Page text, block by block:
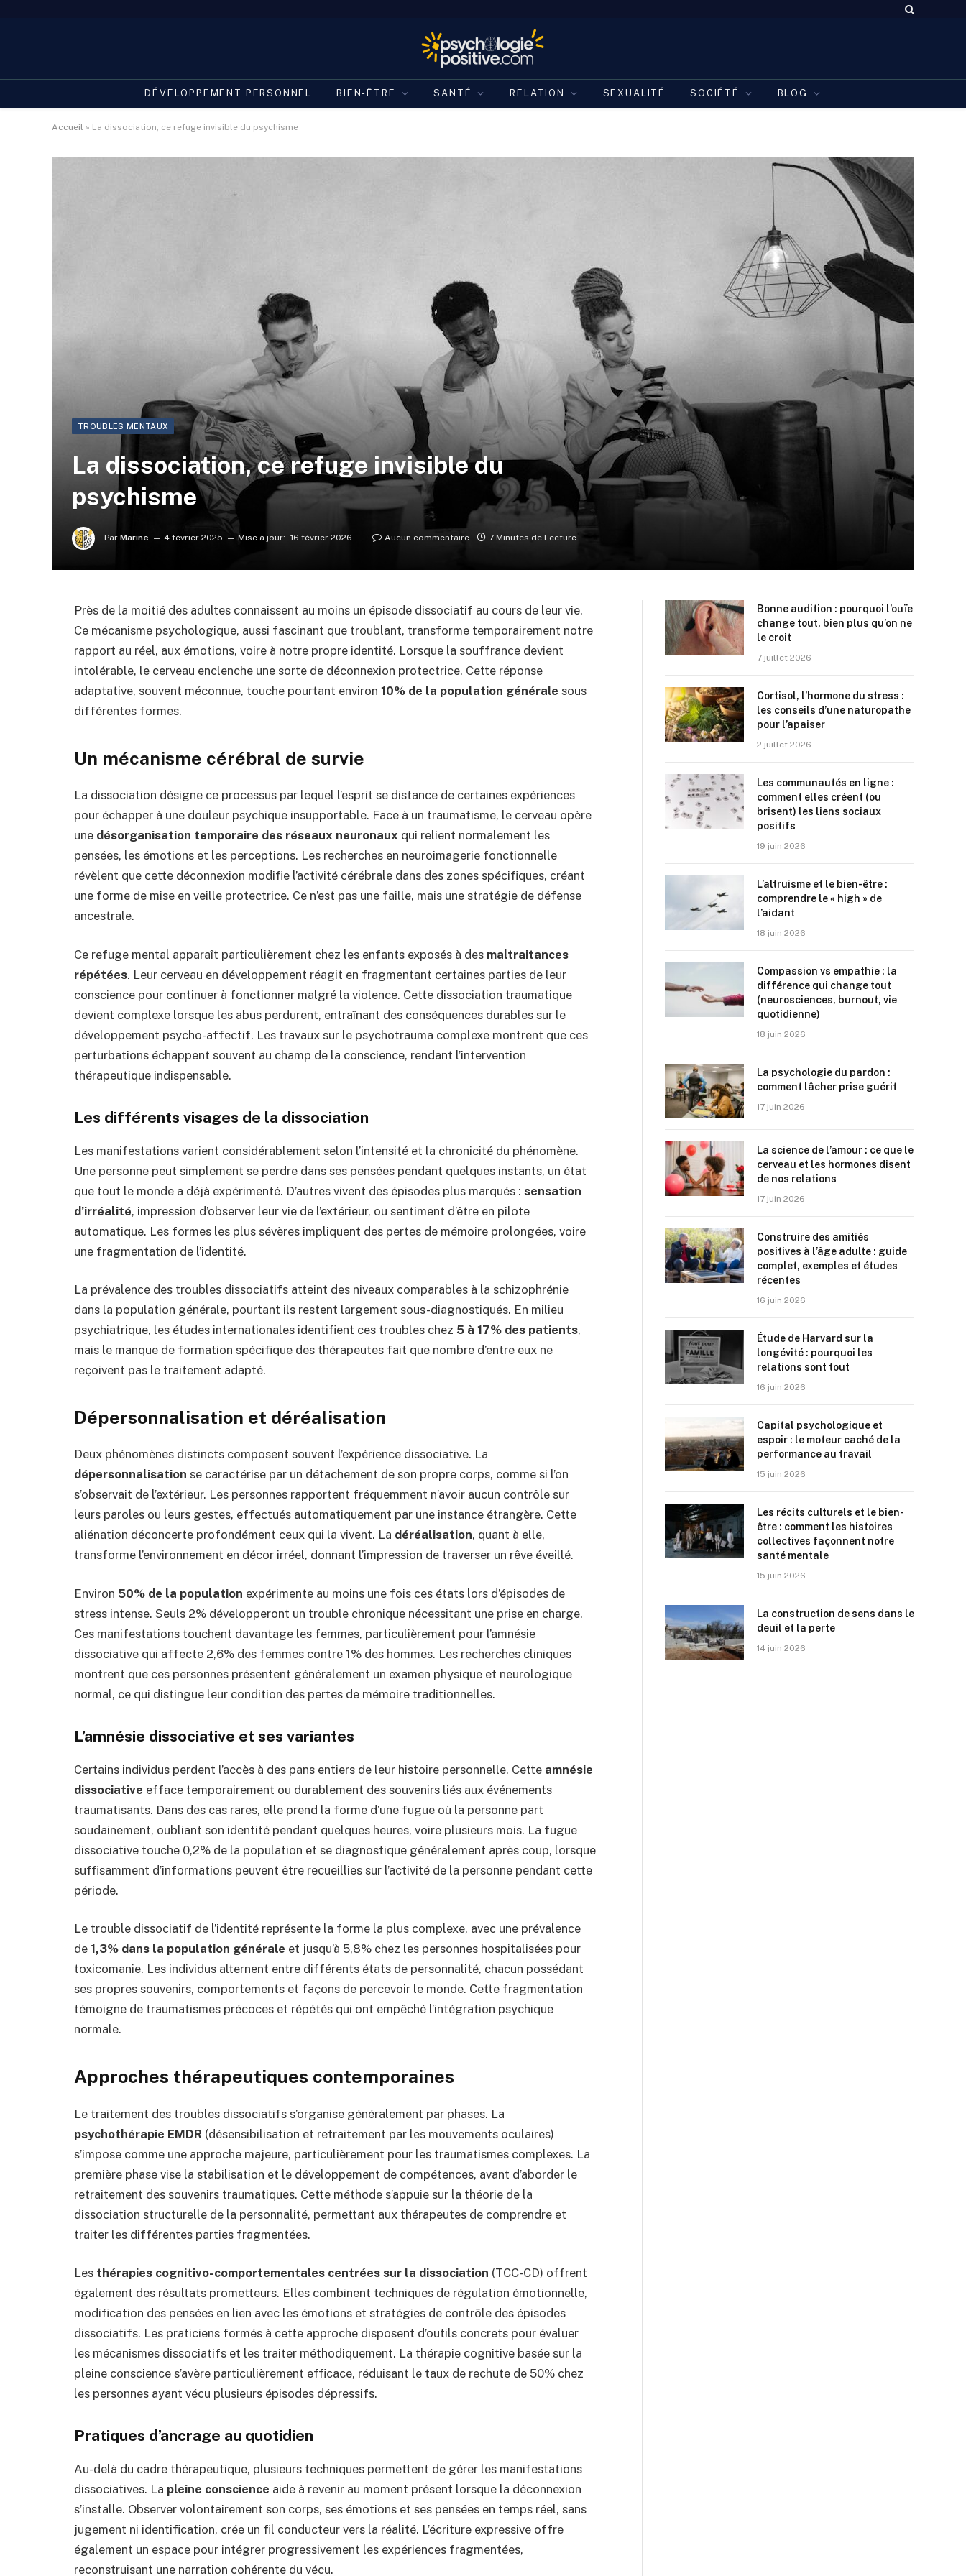
DÉVELOPPEMENT PERSONNEL BIEN-ÊTRE SANTÉ RELATION SEXUALITÉ SOCIÉTÉ BLOG
Accueil » La dissociation, ce refuge invisible du psychisme
TROUBLES MENTAUX
La dissociation, ce refuge invisible du
psychisme
Par Marine 4 février 2025 Mise à jour: 16 février 2026 Aucun commentaire 7 Minutes de Lecture
Près de la moitié des adultes connaissent au moins un épisode dissociatif au cours de leur vie.
Ce mécanisme psychologique, aussi fascinant que troublant, transforme temporairement notre
rapport au réel, aux émotions, voire à notre propre identité. Lorsque la souffrance devient
intolérable, le cerveau enclenche une sorte de déconnexion protectrice. Cette réponse
adaptative, souvent méconnue, touche pourtant environ 10% de la population générale sous
différentes formes.
Un mécanisme cérébral de survie
La dissociation désigne ce processus par lequel l’esprit se distance de certaines expériences
pour échapper à une douleur psychique insupportable. Face à un traumatisme, le cerveau opère
une désorganisation temporaire des réseaux neuronaux qui relient normalement les
pensées, les émotions et les perceptions. Les recherches en neuroimagerie fonctionnelle
révèlent que cette déconnexion modifie l’activité cérébrale dans des zones spécifiques, créant
une forme de mise en veille protectrice. Ce n’est pas une faille, mais une stratégie de défense
ancestrale.
Ce refuge mental apparaît particulièrement chez les enfants exposés à des maltraitances
répétées. Leur cerveau en développement réagit en fragmentant certaines parties de leur
conscience pour continuer à fonctionner malgré la violence. Cette dissociation traumatique
devient complexe lorsque les abus perdurent, entraînant des conséquences durables sur le
développement psycho-affectif. Les travaux sur le psychotrauma complexe montrent que ces
perturbations échappent souvent au champ de la conscience, rendant l’intervention
thérapeutique indispensable.
Les différents visages de la dissociation
Les manifestations varient considérablement selon l’intensité et la chronicité du phénomène.
Une personne peut simplement se perdre dans ses pensées pendant quelques instants, un état
que tout le monde a déjà expérimenté. D’autres vivent des épisodes plus marqués : sensation
d’irréalité, impression d’observer leur vie de l’extérieur, ou sentiment d’être en pilote
automatique. Les formes les plus sévères impliquent des pertes de mémoire prolongées, voire
une fragmentation de l’identité.
La prévalence des troubles dissociatifs atteint des niveaux comparables à la schizophrénie
dans la population générale, pourtant ils restent largement sous-diagnostiqués. En milieu
psychiatrique, les études internationales identifient ces troubles chez 5 à 17% des patients,
mais le manque de formation spécifique des thérapeutes fait que nombre d’entre eux ne
reçoivent pas le traitement adapté.
Dépersonnalisation et déréalisation
Deux phénomènes distincts composent souvent l’expérience dissociative. La
dépersonnalisation se caractérise par un détachement de son propre corps, comme si l’on
s’observait de l’extérieur. Les personnes rapportent fréquemment n’avoir aucun contrôle sur
leurs paroles ou leurs gestes, effectués automatiquement par une instance étrangère. Cette
aliénation déconcerte profondément ceux qui la vivent. La déréalisation, quant à elle,
transforme l’environnement en décor irréel, donnant l’impression de traverser un rêve éveillé.
Environ 50% de la population expérimente au moins une fois ces états lors d’épisodes de
stress intense. Seuls 2% développeront un trouble chronique nécessitant une prise en charge.
Ces manifestations touchent davantage les femmes, particulièrement pour l’amnésie
dissociative qui affecte 2,6% des femmes contre 1% des hommes. Les recherches cliniques
montrent que ces personnes présentent généralement un examen physique et neurologique
normal, ce qui distingue leur condition des pertes de mémoire traditionnelles.
L’amnésie dissociative et ses variantes
Certains individus perdent l’accès à des pans entiers de leur histoire personnelle. Cette amnésie
dissociative efface temporairement ou durablement des souvenirs liés aux événements
traumatisants. Dans des cas rares, elle prend la forme d’une fugue où la personne part
soudainement, oubliant son identité pendant quelques heures, voire plusieurs mois. La fugue
dissociative touche 0,2% de la population et se diagnostique généralement après coup, lorsque
suffisamment d’informations peuvent être recueillies sur l’activité de la personne pendant cette
période.
Le trouble dissociatif de l’identité représente la forme la plus complexe, avec une prévalence
de 1,3% dans la population générale et jusqu’à 5,8% chez les personnes hospitalisées pour
toxicomanie. Les individus alternent entre différents états de personnalité, chacun possédant
ses propres souvenirs, comportements et façons de percevoir le monde. Cette fragmentation
témoigne de traumatismes précoces et répétés qui ont empêché l’intégration psychique
normale.
Approches thérapeutiques contemporaines
Le traitement des troubles dissociatifs s’organise généralement par phases. La
psychothérapie EMDR (désensibilisation et retraitement par les mouvements oculaires)
s’impose comme une approche majeure, particulièrement pour les traumatismes complexes. La
première phase vise la stabilisation et le développement de compétences, avant d’aborder le
retraitement des souvenirs traumatiques. Cette méthode s’appuie sur la théorie de la
dissociation structurelle de la personnalité, permettant aux thérapeutes de comprendre et
traiter les différentes parties fragmentées.
Les thérapies cognitivo-comportementales centrées sur la dissociation (TCC-CD) offrent
également des résultats prometteurs. Elles combinent techniques de régulation émotionnelle,
modification des pensées en lien avec les émotions et stratégies de contrôle des épisodes
dissociatifs. Les praticiens formés à cette approche disposent d’outils concrets pour évaluer
les mécanismes dissociatifs et les traiter méthodiquement. La thérapie cognitive basée sur la
pleine conscience s’avère particulièrement efficace, réduisant le taux de rechute de 50% chez
les personnes ayant vécu plusieurs épisodes dépressifs.
Pratiques d’ancrage au quotidien
Au-delà du cadre thérapeutique, plusieurs techniques permettent de gérer les manifestations
dissociatives. La pleine conscience aide à revenir au moment présent lorsque la déconnexion
s’installe. Observer volontairement son corps, ses émotions et ses pensées en temps réel, sans
jugement ni identification, crée un fil conducteur vers la réalité. L’écriture expressive offre
également un espace pour intégrer progressivement les expériences fragmentées,
reconstruisant une narration cohérente du vécu.
Bonne audition : pourquoi l’ouïe
change tout, bien plus qu’on ne
le croit
7 juillet 2026
Cortisol, l’hormone du stress :
les conseils d’une naturopathe
pour l’apaiser
2 juillet 2026
Les communautés en ligne :
comment elles créent (ou
brisent) les liens sociaux
positifs
19 juin 2026
L’altruisme et le bien-être :
comprendre le « high » de
l’aidant
18 juin 2026
Compassion vs empathie : la
différence qui change tout
(neurosciences, burnout, vie
quotidienne)
18 juin 2026
La psychologie du pardon :
comment lâcher prise guérit
17 juin 2026
La science de l’amour : ce que le
cerveau et les hormones disent
de nos relations
17 juin 2026
Construire des amitiés
positives à l’âge adulte : guide
complet, exemples et études
récentes
16 juin 2026
Étude de Harvard sur la
longévité : pourquoi les
relations sont tout
16 juin 2026
Capital psychologique et
espoir : le moteur caché de la
performance au travail
15 juin 2026
Les récits culturels et le bien-
être : comment les histoires
collectives façonnent notre
santé mentale
15 juin 2026
La construction de sens dans le
deuil et la perte
14 juin 2026